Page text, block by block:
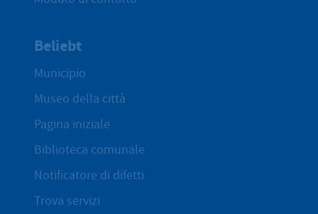
Beliebt
Municipio
Museo della città
Pagina iniziale
Biblioteca comunale
Notificatore di difetti
Trova servizi